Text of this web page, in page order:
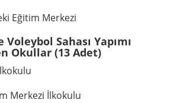
Eğitim Merkezi
Sahası Yapımı
Okullar (13 Adet)
Merkezi İlkokulu